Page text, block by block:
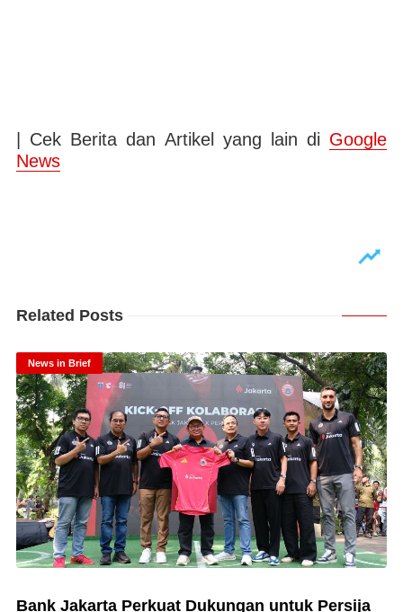
| Cek Berita dan Artikel yang lain di Google
News
Related Posts
News in Brief
Bank Jakarta Perkuat Dukungan untuk Persija